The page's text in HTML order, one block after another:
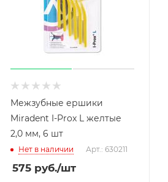
Межзубные ершики
Miradent I-Prox L желтые
2,0 мм, 6 шт
Нет в наличии Арт.: 630211
575руб./шт